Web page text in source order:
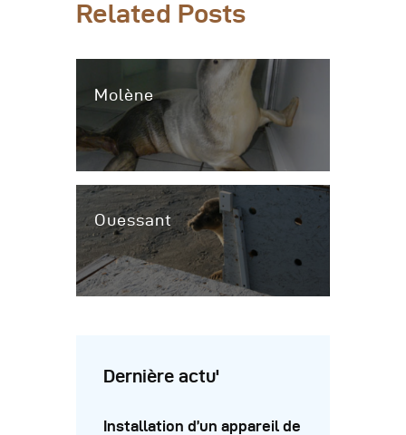
Related Posts
Molène
Ouessant
Dernière actu'
Installation d’un appareil de